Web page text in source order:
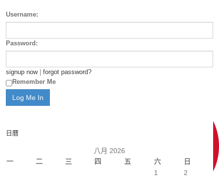
Username:
Password:
signup now| forgot password?
Remember Me
日曆
八月 2026
一
二 三 四 五 六 日
1
2